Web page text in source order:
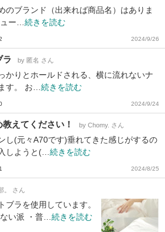
のブランド（出来れば商品名）はありま
ー… 続きを読む
2024/9/26
ラ by 匿名 さん
かりとホールドされる、横に流れないナ
す。 お… 続きを読む
2024/9/24
えてください！ by Chomy. さん
し(元々A70です)垂れてきた感じがするの
しようと(… 続きを読む
2024/8/25
。 さん
ブラを使用しています。
い派 ・普… 続きを読む